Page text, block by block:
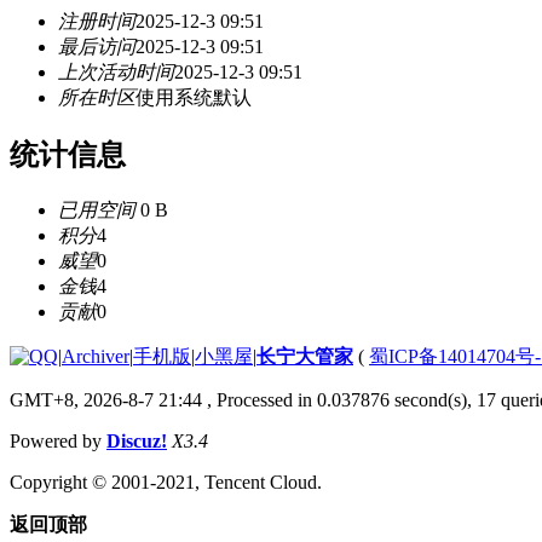
注册时间2025-12-3 09:51
最后访问2025-12-3 09:51
上次活动时间2025-12-3 09:51
所在时区使用系统默认
统计信息
已用空间0 B
积分4
威望0
金钱4
贡献0
|Archiver|手机版|小黑屋|长宁大管家 ( 蜀ICP备14014704号-
GMT+8, 2026-8-7 21:44 , Processed in 0.037876 second(s), 17
Powered by Discuz! X3.4
Copyright © 2001-2021, Tencent Cloud.
返回顶部